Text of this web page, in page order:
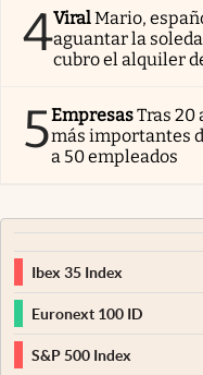
4ViralMario,
aguantar la
cubro el alquiler
5EmpresasTras 20
más importantes
a 50 empleados
Ibex 35 Index
Euronext 100 ID
S&P 500 Index